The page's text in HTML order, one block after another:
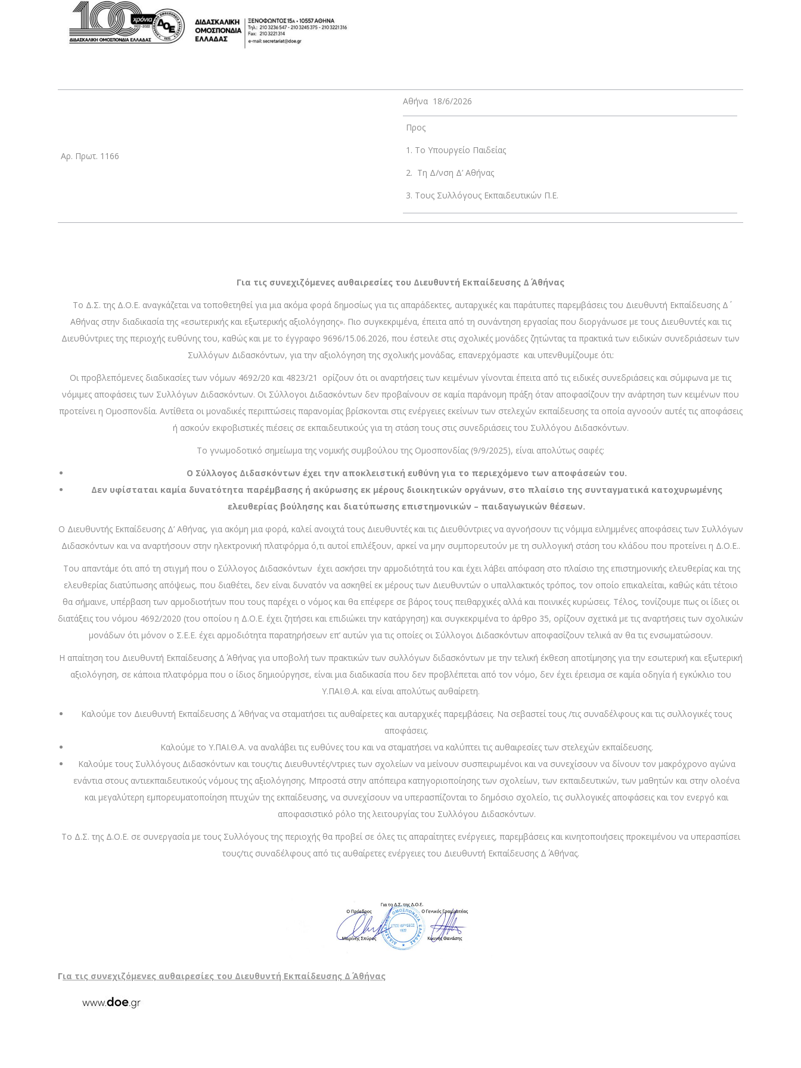
Αρ. Πρωτ. 1166
Αθήνα 18/6/2026
Προς
1. Το Υπουργείο Παιδείας
2. Τη Δ/νση Δ’ Αθήνας
3. Τους Συλλόγους Εκπαιδευτικών Π.Ε.
Για τις συνεχιζόμενες αυθαιρεσίες του Διευθυντή Εκπαίδευσης Δ΄ Αθήνας
Το Δ.Σ. της Δ.Ο.Ε. αναγκάζεται να τοποθετηθεί για μια ακόμα φορά δημοσίως για τις απαράδεκτες, αυταρχικές και παράτυπες παρεμβάσεις του Διευθυντή Εκπαίδευσης Δ΄
Αθήνας στην διαδικασία της «εσωτερικής και εξωτερικής αξιολόγησης». Πιο συγκεκριμένα, έπειτα από τη συνάντηση εργασίας που διοργάνωσε με τους Διευθυντές και τις
Διευθύντριες της περιοχής ευθύνης του, καθώς και με το έγγραφο 9696/15.06.2026, που έστειλε στις σχολικές μονάδες ζητώντας τα πρακτικά των ειδικών συνεδριάσεων των
Συλλόγων Διδασκόντων, για την αξιολόγηση της σχολικής μονάδας, επανερχόμαστε και υπενθυμίζουμε ότι:
Οι προβλεπόμενες διαδικασίες των νόμων 4692/20 και 4823/21 ορίζουν ότι οι αναρτήσεις των κειμένων γίνονται έπειτα από τις ειδικές συνεδριάσεις και σύμφωνα με τις
νόμιμες αποφάσεις των Συλλόγων Διδασκόντων. Οι Σύλλογοι Διδασκόντων δεν προβαίνουν σε καμία παράνομη πράξη όταν αποφασίζουν την ανάρτηση των κειμένων που
προτείνει η Ομοσπονδία. Αντίθετα οι μοναδικές περιπτώσεις παρανομίας βρίσκονται στις ενέργειες εκείνων των στελεχών εκπαίδευσης τα οποία αγνοούν αυτές τις αποφάσεις
ή ασκούν εκφοβιστικές πιέσεις σε εκπαιδευτικούς για τη στάση τους στις συνεδριάσεις του Συλλόγου Διδασκόντων.
Το γνωμοδοτικό σημείωμα της νομικής συμβούλου της Ομοσπονδίας (9/9/2025), είναι απολύτως σαφές:
Ο Σύλλογος Διδασκόντων έχει την αποκλειστική ευθύνη για το περιεχόμενο των αποφάσεών του.
Δεν υφίσταται καμία δυνατότητα παρέμβασης ή ακύρωσης εκ μέρους διοικητικών οργάνων, στο πλαίσιο της συνταγματικά κατοχυρωμένης
ελευθερίας βούλησης και διατύπωσης επιστημονικών – παιδαγωγικών θέσεων.
Ο Διευθυντής Εκπαίδευσης Δ’ Αθήνας, για ακόμη μια φορά, καλεί ανοιχτά τους Διευθυντές και τις Διευθύντριες να αγνοήσουν τις νόμιμα ειλημμένες αποφάσεις των Συλλόγων
Διδασκόντων και να αναρτήσουν στην ηλεκτρονική πλατφόρμα ό,τι αυτοί επιλέξουν, αρκεί να μην συμπορευτούν με τη συλλογική στάση του κλάδου που προτείνει η Δ.Ο.Ε..
Του απαντάμε ότι από τη στιγμή που ο Σύλλογος Διδασκόντων έχει ασκήσει την αρμοδιότητά του και έχει λάβει απόφαση στο πλαίσιο της επιστημονικής ελευθερίας και της
ελευθερίας διατύπωσης απόψεως, που διαθέτει, δεν είναι δυνατόν να ασκηθεί εκ μέρους των Διευθυντών ο υπαλλακτικός τρόπος, τον οποίο επικαλείται, καθώς κάτι τέτοιο
θα σήμαινε, υπέρβαση των αρμοδιοτήτων που τους παρέχει ο νόμος και θα επέφερε σε βάρος τους πειθαρχικές αλλά και ποινικές κυρώσεις. Τέλος, τονίζουμε πως οι ίδιες οι
διατάξεις του νόμου 4692/2020 (του οποίου η Δ.Ο.Ε. έχει ζητήσει και επιδιώκει την κατάργηση) και συγκεκριμένα το άρθρο 35, ορίζουν σχετικά με τις αναρτήσεις των σχολικών
μονάδων ότι μόνον ο Σ.Ε.Ε. έχει αρμοδιότητα παρατηρήσεων επ’ αυτών για τις οποίες οι Σύλλογοι Διδασκόντων αποφασίζουν τελικά αν θα τις ενσωματώσουν.
Η απαίτηση του Διευθυντή Εκπαίδευσης Δ΄ Αθήνας για υποβολή των πρακτικών των συλλόγων διδασκόντων με την τελική έκθεση αποτίμησης για την εσωτερική και εξωτερική
αξιολόγηση, σε κάποια πλατφόρμα που ο ίδιος δημιούργησε, είναι μια διαδικασία που δεν προβλέπεται από τον νόμο, δεν έχει έρεισμα σε καμία οδηγία ή εγκύκλιο του
Υ.ΠΑΙ.Θ.Α. και είναι απολύτως αυθαίρετη.
Καλούμε τον Διευθυντή Εκπαίδευσης Δ΄ Αθήνας να σταματήσει τις αυθαίρετες και αυταρχικές παρεμβάσεις. Να σεβαστεί τους /τις συναδέλφους και τις συλλογικές τους
αποφάσεις.
Καλούμε το Υ.ΠΑΙ.Θ.Α. να αναλάβει τις ευθύνες του και να σταματήσει να καλύπτει τις αυθαιρεσίες των στελεχών εκπαίδευσης.
Καλούμε τους Συλλόγους Διδασκόντων και τους/τις Διευθυντές/ντριες των σχολείων να μείνουν συσπειρωμένοι και να συνεχίσουν να δίνουν τον μακρόχρονο αγώνα
ενάντια στους αντιεκπαιδευτικούς νόμους της αξιολόγησης. Μπροστά στην απόπειρα κατηγοριοποίησης των σχολείων, των εκπαιδευτικών, των μαθητών και στην ολοένα
και μεγαλύτερη εμπορευματοποίηση πτυχών της εκπαίδευσης, να συνεχίσουν να υπερασπίζονται το δημόσιο σχολείο, τις συλλογικές αποφάσεις και τον ενεργό και
αποφασιστικό ρόλο της λειτουργίας του Συλλόγου Διδασκόντων.
Το Δ.Σ. της Δ.Ο.Ε. σε συνεργασία με τους Συλλόγους της περιοχής θα προβεί σε όλες τις απαραίτητες ενέργειες, παρεμβάσεις και κινητοποιήσεις προκειμένου να υπερασπίσει
τους/τις συναδέλφους από τις αυθαίρετες ενέργειες του Διευθυντή Εκπαίδευσης Δ΄ Αθήνας.
Για τις συνεχιζόμενες αυθαιρεσίες του Διευθυντή Εκπαίδευσης Δ΄ Αθήνας